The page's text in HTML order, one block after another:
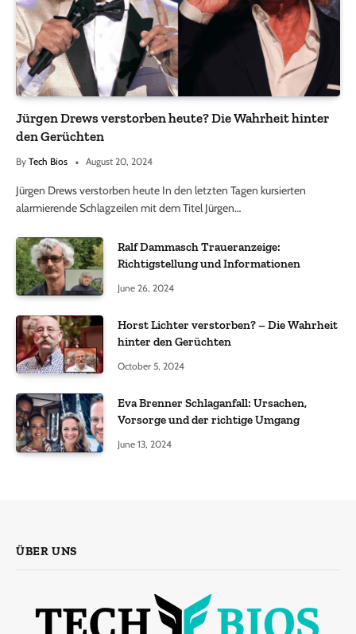
Jürgen Drews verstorben heute? Die Wahrheit hinter
den Gerüchten
By Tech Bios August 20, 2024
Jürgen Drews verstorben heute In den letzten Tagen kursierten
alarmierende Schlagzeilen mit dem Titel Jürgen…
Ralf Dammasch Traueranzeige:
Richtigstellung und Informationen
June 26, 2024
Horst Lichter verstorben? – Die Wahrheit
hinter den Gerüchten
October 5, 2024
Eva Brenner Schlaganfall: Ursachen,
Vorsorge und der richtige Umgang
June 13, 2024
ÜBER UNS